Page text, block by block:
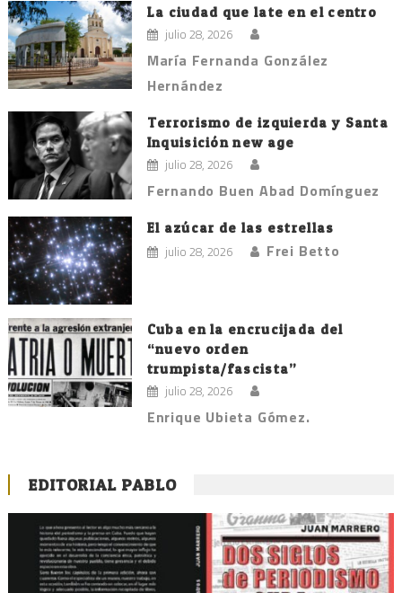
La ciudad que late en el centro
julio 28, 2026
María Fernanda González
Hernández
Terrorismo de izquierda y Santa
Inquisición new age
julio 28, 2026
Fernando Buen Abad Domínguez
El azúcar de las estrellas
julio 28, 2026 Frei Betto
Cuba en la encrucijada del
“nuevo orden
trumpista/fascista”
julio 28, 2026
Enrique Ubieta Gómez.
EDITORIAL PABLO